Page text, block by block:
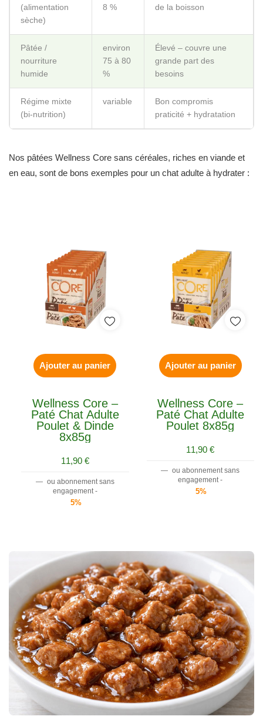
(alimentation
sèche)
8 %
de la boisson
Pâtée /
nourriture
humide
environ
75 à 80
%
Élevé – couvre une
grande part des
besoins
Régime mixte
(bi-nutrition)
variable
Bon compromis
praticité + hydratation
Nos pâtées Wellness Core sans céréales, riches en viande et
en eau, sont de bons exemples pour un chat adulte à hydrater :
Ajouter au panier
Wellness Core –
Paté Chat Adulte
Poulet & Dinde
8x85g
11,90 €
— ou abonnement sans
engagement -
5%
Ajouter au panier
Wellness Core –
Paté Chat Adulte
Poulet 8x85g
11,90€
— ou abonnement sans
engagement -
5%